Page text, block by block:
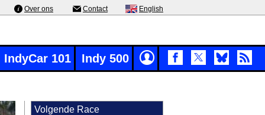
Over ons Contact English
IndyCar 101 Indy 500
Volgende Race